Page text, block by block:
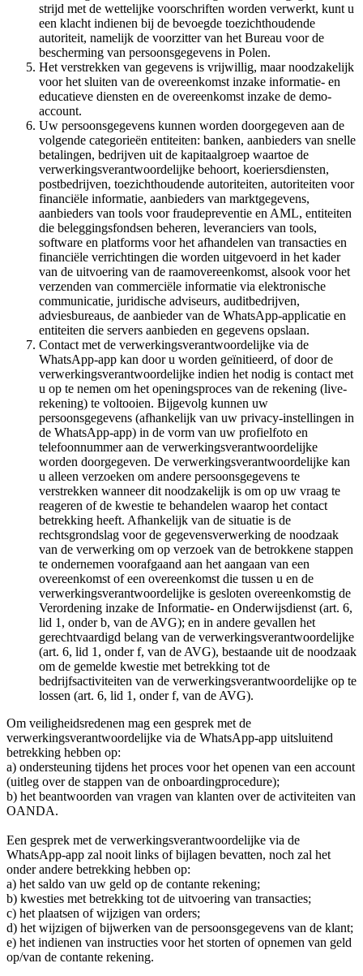
strijd met de wettelijke voorschriften worden verwerkt, kunt u
een klacht indienen bij de bevoegde toezichthoudende
autoriteit, namelijk de voorzitter van het Bureau voor de
bescherming van persoonsgegevens in Polen.
Het verstrekken van gegevens is vrijwillig, maar noodzakelijk
voor het sluiten van de overeenkomst inzake informatie- en
educatieve diensten en de overeenkomst inzake de demo-
account.
Uw persoonsgegevens kunnen worden doorgegeven aan de
volgende categorieën entiteiten: banken, aanbieders van snelle
betalingen, bedrijven uit de kapitaalgroep waartoe de
verwerkingsverantwoordelijke behoort, koeriersdiensten,
postbedrijven, toezichthoudende autoriteiten, autoriteiten voor
financiële informatie, aanbieders van marktgegevens,
aanbieders van tools voor fraudepreventie en AML, entiteiten
die beleggingsfondsen beheren, leveranciers van tools,
software en platforms voor het afhandelen van transacties en
financiële verrichtingen die worden uitgevoerd in het kader
van de uitvoering van de raamovereenkomst, alsook voor het
verzenden van commerciële informatie via elektronische
communicatie, juridische adviseurs, auditbedrijven,
adviesbureaus, de aanbieder van de WhatsApp-applicatie en
entiteiten die servers aanbieden en gegevens opslaan.
Contact met de verwerkingsverantwoordelijke via de
WhatsApp-app kan door u worden geïnitieerd, of door de
verwerkingsverantwoordelijke indien het nodig is contact met
u op te nemen om het openingsproces van de rekening (live-
rekening) te voltooien. Bijgevolg kunnen uw
persoonsgegevens (afhankelijk van uw privacy-instellingen in
de WhatsApp-app) in de vorm van uw profielfoto en
telefoonnummer aan de verwerkingsverantwoordelijke
worden doorgegeven. De verwerkingsverantwoordelijke kan
u alleen verzoeken om andere persoonsgegevens te
verstrekken wanneer dit noodzakelijk is om op uw vraag te
reageren of de kwestie te behandelen waarop het contact
betrekking heeft. Afhankelijk van de situatie is de
rechtsgrondslag voor de gegevensverwerking de noodzaak
van de verwerking om op verzoek van de betrokkene stappen
te ondernemen voorafgaand aan het aangaan van een
overeenkomst of een overeenkomst die tussen u en de
verwerkingsverantwoordelijke is gesloten overeenkomstig de
Verordening inzake de Informatie- en Onderwijsdienst (art. 6,
lid 1, onder b, van de AVG); en in andere gevallen het
gerechtvaardigd belang van de verwerkingsverantwoordelijke
(art. 6, lid 1, onder f, van de AVG), bestaande uit de noodzaak
om de gemelde kwestie met betrekking tot de
bedrijfsactiviteiten van de verwerkingsverantwoordelijke op te
lossen (art. 6, lid 1, onder f, van de AVG).
Om veiligheidsredenen mag een gesprek met de
verwerkingsverantwoordelijke via de WhatsApp-app uitsluitend
betrekking hebben op:
a) ondersteuning tijdens het proces voor het openen van een account
(uitleg over de stappen van de onboardingprocedure);
b) het beantwoorden van vragen van klanten over de activiteiten van
OANDA.
Een gesprek met de verwerkingsverantwoordelijke via de
WhatsApp-app zal nooit links of bijlagen bevatten, noch zal het
onder andere betrekking hebben op:
a) het saldo van uw geld op de contante rekening;
b) kwesties met betrekking tot de uitvoering van transacties;
c) het plaatsen of wijzigen van orders;
d) het wijzigen of bijwerken van de persoonsgegevens van de klant;
e) het indienen van instructies voor het storten of opnemen van geld
op/van de contante rekening.